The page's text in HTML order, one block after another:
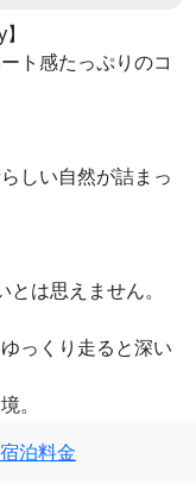
ト感たっぷりのコ
しい自然が詰まっ
は思えません。
っくり走ると深い
。
宿泊料金